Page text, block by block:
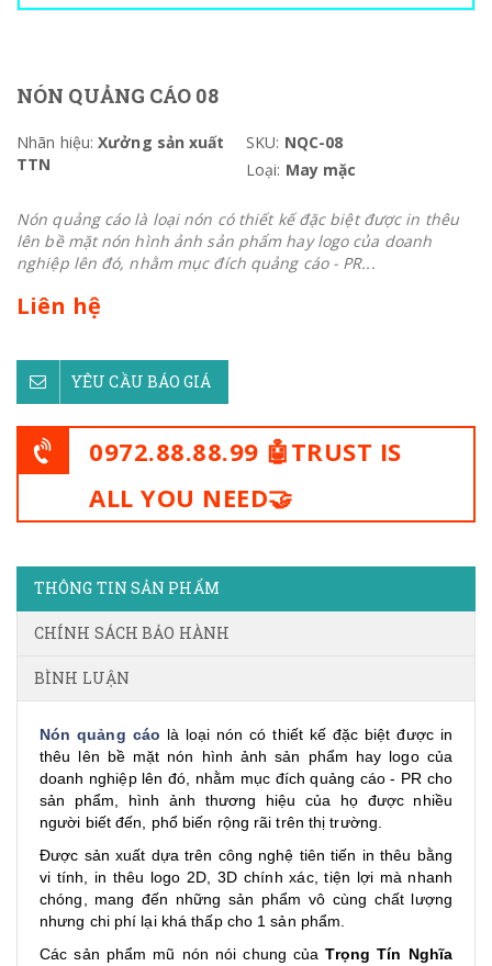
NÓN QUẢNG CÁO 08
Nhãn hiệu: Xưởng sản xuất
TTN
SKU: NQC-08
Loại: May mặc
Nón quảng cáo là loại nón có thiết kế đặc biệt được in thêu
lên bề mặt nón hình ảnh sản phẩm hay logo của doanh
nghiệp lên đó, nhằm mục đích quảng cáo - PR...
Liên hệ
YÊU CẦU BÁO GIÁ
0972.88.88.99 🤖TRUST IS
ALL YOU NEED🤝
THÔNG TIN SẢN PHẨM
CHÍNH SÁCH BẢO HÀNH
BÌNH LUẬN
Nón quảng cáo là loại nón có thiết kế đặc biệt được in
thêu lên bề mặt nón hình ảnh sản phẩm hay logo của
doanh nghiệp lên đó, nhằm mục đích quảng cáo - PR cho
sản phẩm, hình ảnh thương hiệu của họ được nhiều
người biết đến, phổ biến rộng rãi trên thị trường.
Được sản xuất dựa trên công nghệ tiên tiến in thêu bằng
vi tính, in thêu logo 2D, 3D chính xác, tiện lợi mà nhanh
chóng, mang đến những sản phẩm vô cùng chất lượng
nhưng chi phí lại khá thấp cho 1 sản phẩm.
Các sản phẩm mũ nón nói chung củaTrọng Tín Nghĩa